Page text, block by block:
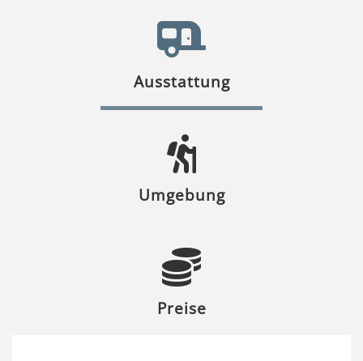
Ausstattung
Umgebung
Preise